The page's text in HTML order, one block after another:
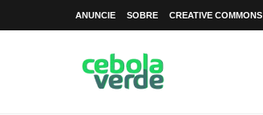
ANUNCIE SOBRE CREATIVE COMMONS